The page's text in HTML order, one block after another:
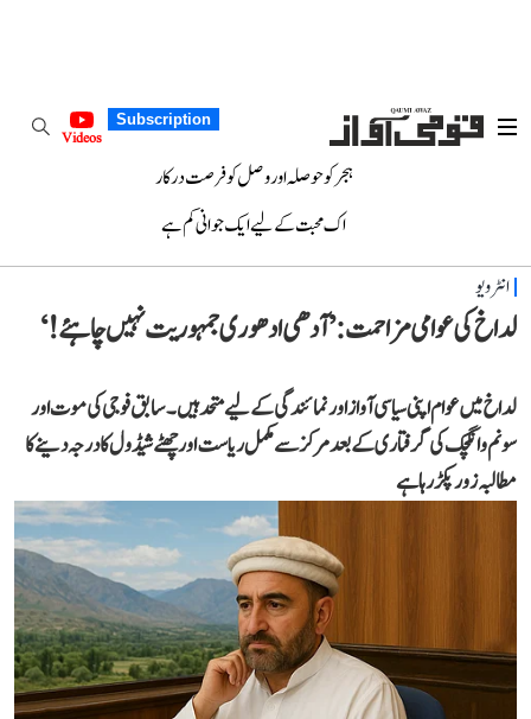
Subscription
Videos
ہجر کو حوصلہ اور وصل کو فرصت درکار
اک محبت کے لیے ایک جوانی کم ہے
انٹرویو
لداخ کی عوامی مزاحمت: ’آدھی ادھوری جمہوریت نہیں چاہئے!‘
لداخ میں عوام اپنی سیاسی آواز اور نمائندگی کے لیے متحد ہیں۔ سابق فوجی کی موت اور
سونم وانگچک کی گرفتاری کے بعد مرکز سے مکمل ریاست اور چھٹے شیڈول کا درجہ دینے کا
مطالبہ زور پکڑ رہا ہے